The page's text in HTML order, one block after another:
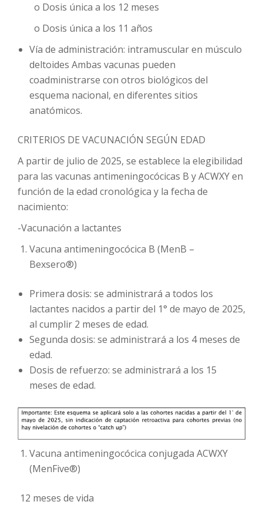
o Dosis única a los 12 meses
o Dosis única a los 11 años
Vía de administración: intramuscular en músculo
deltoides Ambas vacunas pueden
coadministrarse con otros biológicos del
esquema nacional, en diferentes sitios
anatómicos.
CRITERIOS DE VACUNACIÓN SEGÚN EDAD
A partir de julio de 2025, se establece la elegibilidad
para las vacunas antimeningocócicas B y ACWXY en
función de la edad cronológica y la fecha de
nacimiento:
-Vacunación a lactantes
Vacuna antimeningocócica B (MenB –
Bexsero®)
Primera dosis: se administrará a todos los
lactantes nacidos a partir del 1° de mayo de 2025,
al cumplir 2 meses de edad.
Segunda dosis: se administrará a los 4 meses de
edad.
Dosis de refuerzo: se administrará a los 15
meses de edad.
Vacuna antimeningocócica conjugada ACWXY
(MenFive®)
12 meses de vida